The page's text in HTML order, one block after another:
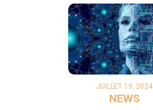
JUILLET 19, 2024
NEWS